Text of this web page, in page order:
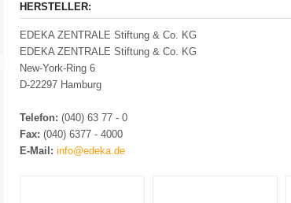
HERSTELLER:
EDEKA ZENTRALE Stiftung & Co. KG
EDEKA ZENTRALE Stiftung & Co. KG
New-York-Ring 6
D-22297 Hamburg
Telefon: (040) 63 77 - 0
Fax: (040) 6377 - 4000
E-Mail: info@edeka.de